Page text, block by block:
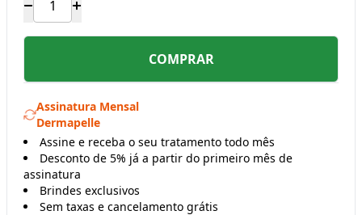
COMPRAR
Assinatura Mensal
Dermapelle
Assine e receba o seu tratamento todo mês
Desconto de 5% já a partir do primeiro mês de
assinatura
Brindes exclusivos
Sem taxas e cancelamento grátis